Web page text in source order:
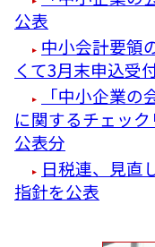
公表
中小会計要領
くて3月末申込受
「中小企業
に関するチェッ
公表分
日税連、見直
指針を公表